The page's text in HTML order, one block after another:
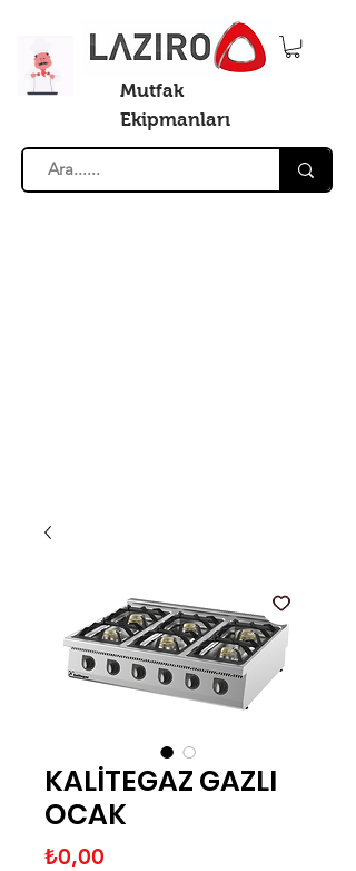
Mutfak
Ekipmanları
KALİTEGAZ GAZLI
OCAK
₺0,00